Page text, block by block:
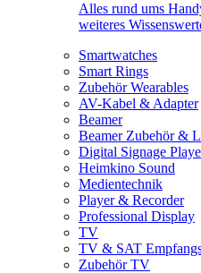
Alles rund ums
weiteres
Smartwatches
Smart Rings
Zubehör Wearables
AV-Kabel & Adapter
Beamer
Beamer Zubehör &
Digital Signage
Heimkino Sound
Medientechnik
Player & Recorder
Professional Display
TV
TV & SAT
Zubehör TV